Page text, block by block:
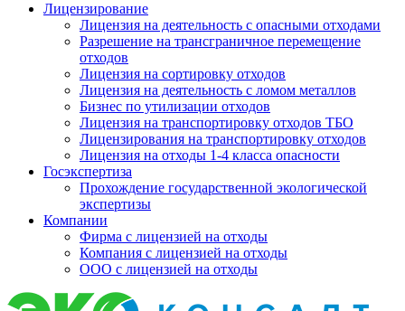
Лицензирование
Лицензия на деятельность с опасными отходами
Разрешение на трансграничное перемещение
отходов
Лицензия на сортировку отходов
Лицензия на деятельность с ломом металлов
Бизнес по утилизации отходов
Лицензия на транспортировку отходов ТБО
Лицензирования на транспортировку отходов
Лицензия на отходы 1-4 класса опасности
Госэкспертиза
Прохождение государственной экологической
экспертизы
Компании
Фирма с лицензией на отходы
Компания с лицензией на отходы
ООО с лицензией на отходы